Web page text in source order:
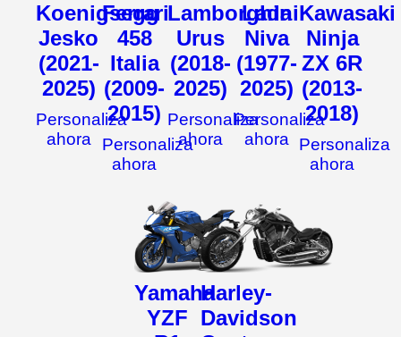
Koenigsegg
Jesko
(2021-
2025)
Personaliza
ahora
Ferrari
458
Italia
(2009-
2015)
Personaliza
ahora
Lamborghini
Urus
(2018-
2025)
Personaliza
ahora
Lada
Niva
(1977-
2025)
Personaliza
ahora
Kawasaki
Ninja
ZX 6R
(2013-
2018)
Personaliza
ahora
Yamaha
YZF
Harley-
Davidson